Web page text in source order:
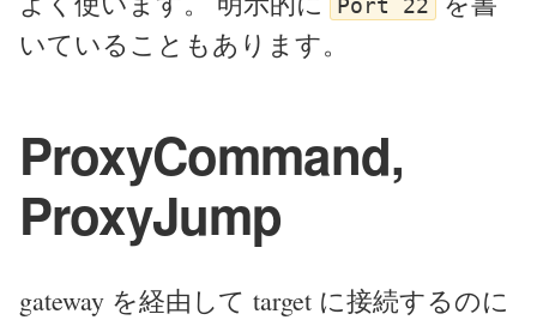
Port 22
いていることもあります。
ProxyCommand,
ProxyJump
gateway を経由して target に接続するのに